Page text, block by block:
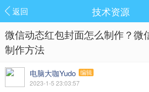
返回 技术资源
微信动态红包封面怎么制作？微
制作方法
电脑大咖Yudo 编辑
2023-1-5 23:03:57